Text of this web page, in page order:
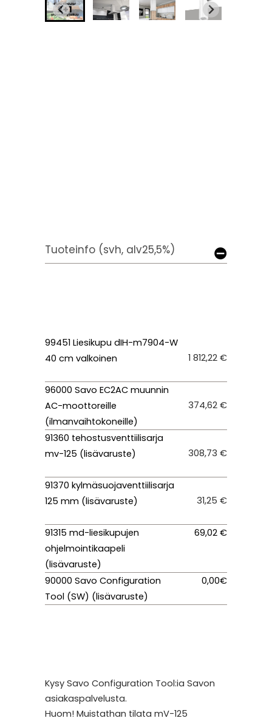
Tuoteinfo (svh, alv25,5%)
99451 Liesikupu dIH-m7904-W
40 cm valkoinen
1 812,22 €
96000 Savo EC2AC muunnin
AC-moottoreille
(ilmanvaihtokoneille)
374,62 €
91360 tehostusventtiilisarja
mv-125 (lisävaruste)
308,73 €
91370 kylmäsuojaventtiilisarja
125 mm (lisävaruste)
31,25 €
91315 md-liesikupujen
ohjelmointikaapeli
(lisävaruste)
69,02 €
90000 Savo Configuration
Tool (SW) (lisävaruste)
0,00€
Kysy Savo Configuration Tool:ia Savon
asiakaspalvelusta.
Huom! Muistathan tilata mV-125